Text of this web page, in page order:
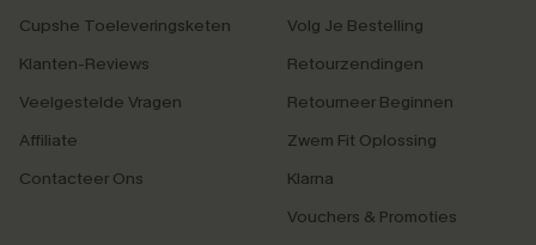
Cupshe Toeleveringsketen
Klanten-Reviews
Veelgestelde Vragen
Affiliate
Contacteer Ons
Volg Je Bestelling
Retourzendingen
Retourneer Beginnen
Zwem Fit Oplossing
Klarna
Vouchers & Promoties